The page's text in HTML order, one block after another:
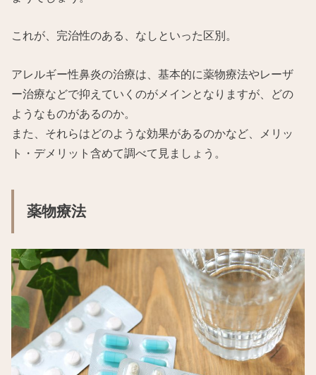
これが、完治性のある、なしといった区別。
アレルギー性鼻炎の治療は、基本的に薬物療法やレーザ
ー治療などで抑えていくのがメインとなりますが、どの
ようなものがあるのか。
また、それらはどのような効果があるのかなど、メリッ
ト・デメリット含めて調べて見ましょう。
薬物療法